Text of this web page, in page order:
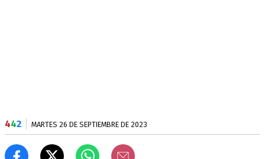
442 MARTES 26 DE SEPTIEMBRE DE 2023